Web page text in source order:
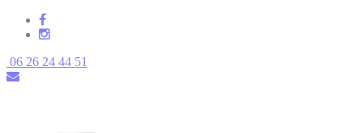
06 26 24 44 51